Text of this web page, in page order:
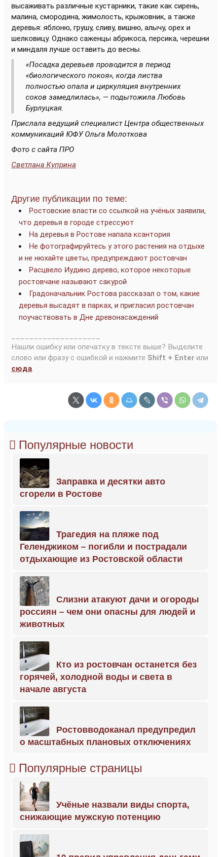
высаживать различные кустарники, такие как сирень,
малина, смородина, жимолость, крыжовник, а также
деревья: яблоню, грушу, сливу, вишню, алычу, орех и
шелковицу. Однако саженцы абрикоса, персика, черешни
и миндаля лучше оставить до весны.
«Посадка деревьев проводится в период
«биологического покоя», когда листва
полностью опала и циркуляция внутренних
соков замедлилась», — подытожила Любовь
Бурлуцкая.
Прислала ведущий специалист Центра общественных
коммуникаций ЮФУ Ольга Молоткова
Фото с сайта ПРО
Светлана Куприна
Другие публикации по теме:
Ростовские власти со ссылкой на учёных заявили,
что деревья в городе стрессуют
На деревья в Ростове напала ксантория
Не фотографируйтесь у этого растения на отдыхе
и не нюхайте цветы, предупреждают ростовчан
Расцвело Иудино дерево, которое некоторые
ростовчане называют сакурой
Градоначальник Ростова рассказал о том, какие
деревья высадят в парках, и пригласил ростовчан
поучаствовать в Дне древонасаждений
Нашли ошибку или опечатку в тексте выше? Выделите
слово или фразу с ошибкой и нажмите Shift + Enter или
сюда.
Популярные новости
Заправка и десятки авто
сгорели в Ростове
Трагедия на пляже под
Геленджиком – погибли и пострадали
отдыхающие из Ростовской области
Слизни атакуют дачи и огороды
россиян – чем они опасны для людей и
животных
Кто из ростовчан останется без
горячей, холодной воды и света в
начале августа
Ростовводоканал предупредил
о масштабных плановых отключениях
Популярные страницы
Учёные назвали виды спорта,
снижающие мужскую потенцию